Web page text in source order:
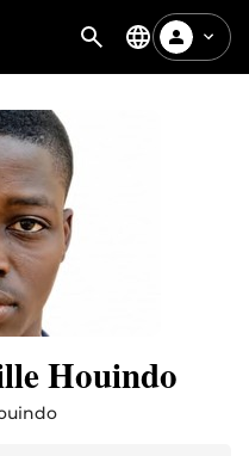
Houindo